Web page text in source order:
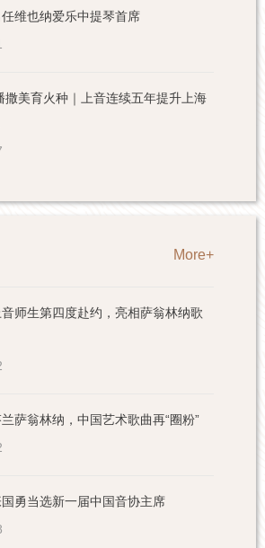
任维也纳爱乐中提琴首席
撒美育火种｜上音连续五年提升上海
More+
音师生第四度赴约，亮相萨翁林纳歌
兰萨翁林纳，中国艺术歌曲再“圈粉”
国勇当选新一届中国音协主席